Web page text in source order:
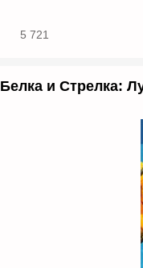
5 721
Белка и Стрелка: